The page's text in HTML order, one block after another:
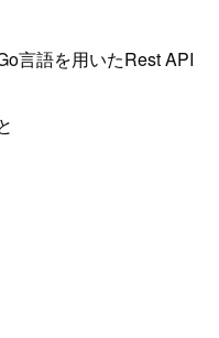
言語を用いたRest API